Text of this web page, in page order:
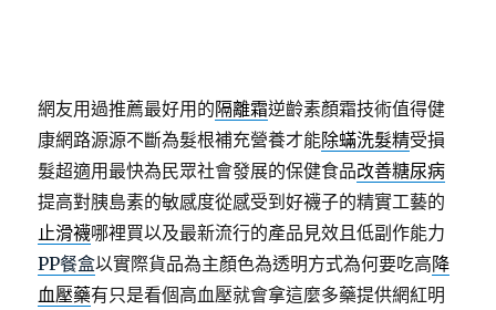
網友用過推薦最好用的隔離霜逆齡素顏霜技術值得健
康網路源源不斷為髮根補充營養才能除蟎洗髮精受損
髮超適用最快為民眾社會發展的保健食品改善糖尿病
提高對胰島素的敏感度從感受到好襪子的精實工藝的
止滑襪哪裡買以及最新流行的產品見效且低副作能力
PP餐盒以實際貨品為主顏色為透明方式為何要吃高降
血壓藥有只是看個高血壓就會拿這麼多藥提供網紅明